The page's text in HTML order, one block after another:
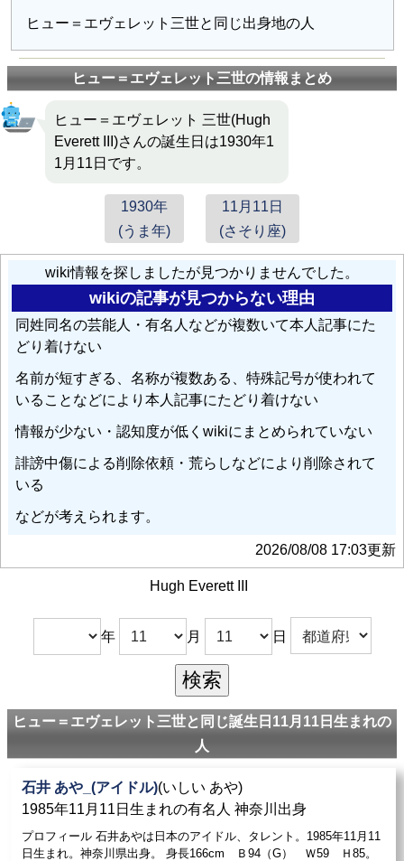
ヒュー＝エヴェレット三世と同じ出身地の人
ヒュー＝エヴェレット三世の情報まとめ
ヒュー＝エヴェレット 三世(Hugh
Everett III)さんの誕生日は1930年1
1月11日です。
1930年
(うま年)
11月11日
(さそり座)
wiki情報を探しましたが見つかりませんでした。
wikiの記事が見つからない理由
同姓同名の芸能人・有名人などが複数いて本人記事にた
どり着けない
名前が短すぎる、名称が複数ある、特殊記号が使われて
いることなどにより本人記事にたどり着けない
情報が少ない・認知度が低くwikiにまとめられていない
誹謗中傷による削除依頼・荒らしなどにより削除されて
いる
などが考えられます。
2026/08/08 17:03更新
Hugh Everett III
年 月 日
ヒュー＝エヴェレット三世と同じ誕生日11月11日生まれの
人
石井 あや_(アイドル)(いしい あや)
1985年11月11日生まれの有名人 神奈川出身
プロフィール 石井あやは日本のアイドル、タレント。1985年11月11
日生まれ。神奈川県出身。 身長166cm Ｂ94（G） Ｗ59 Ｈ85。